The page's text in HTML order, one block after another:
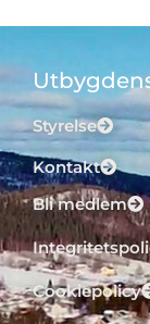
Styrelse
Kontakt
Bli medlem
Cookiepolicy